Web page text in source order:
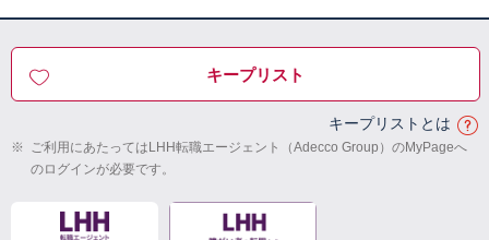
キープリスト
キープリストとは
※ ご利用にあたってはLHH転職エージェント（Adecco Group）のMyPageへ
のログインが必要です。